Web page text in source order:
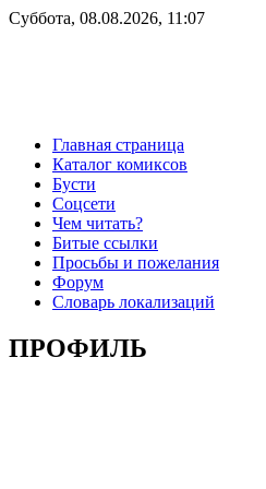
Суббота, 08.08.2026, 11:07
Главная страница
Каталог комиксов
Бусти
Соцсети
Чем читать?
Битые ссылки
Просьбы и пожелания
Форум
Словарь локализаций
ПРОФИЛЬ